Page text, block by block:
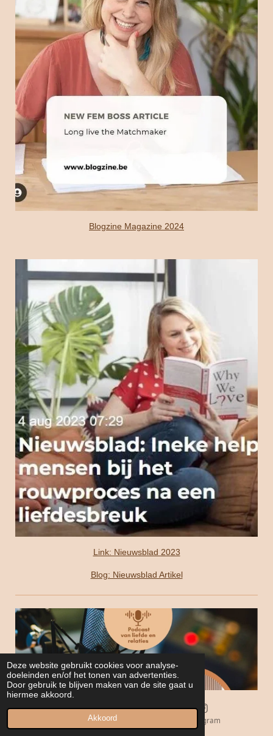
Deze website gebruikt cookies voor analyse-
doeleinden en/of het tonen van advertenties.
Door gebruik te blijven maken van de site gaat u
hiermee akkoord.
Akkoord
Blogzine Magazine 2024
Link: Nieuwsblad 2023
Blog: Nieuwsblad Artikel
E-mailadres Instagram